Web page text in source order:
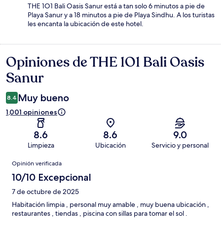
THE 1O1 Bali Oasis Sanur está a tan solo 6 minutos a pie de
Playa Sanur y a 18 minutos a pie de Playa Sindhu. A los turistas
les encanta la ubicación de este hotel.
Opiniones
Opiniones de THE 1O1 Bali Oasis
Sanur
8.4 Muy bueno
1,001 opiniones
8.6
Limpieza
8.6
Ubicación
9.0
Servicio y personal
Opiniones
Opinión verificada
10/10 Excepcional
7 de octubre de 2025
Habitación limpia , personal muy amable , muy buena ubicación ,
restaurantes , tiendas , piscina con sillas para tomar el sol .